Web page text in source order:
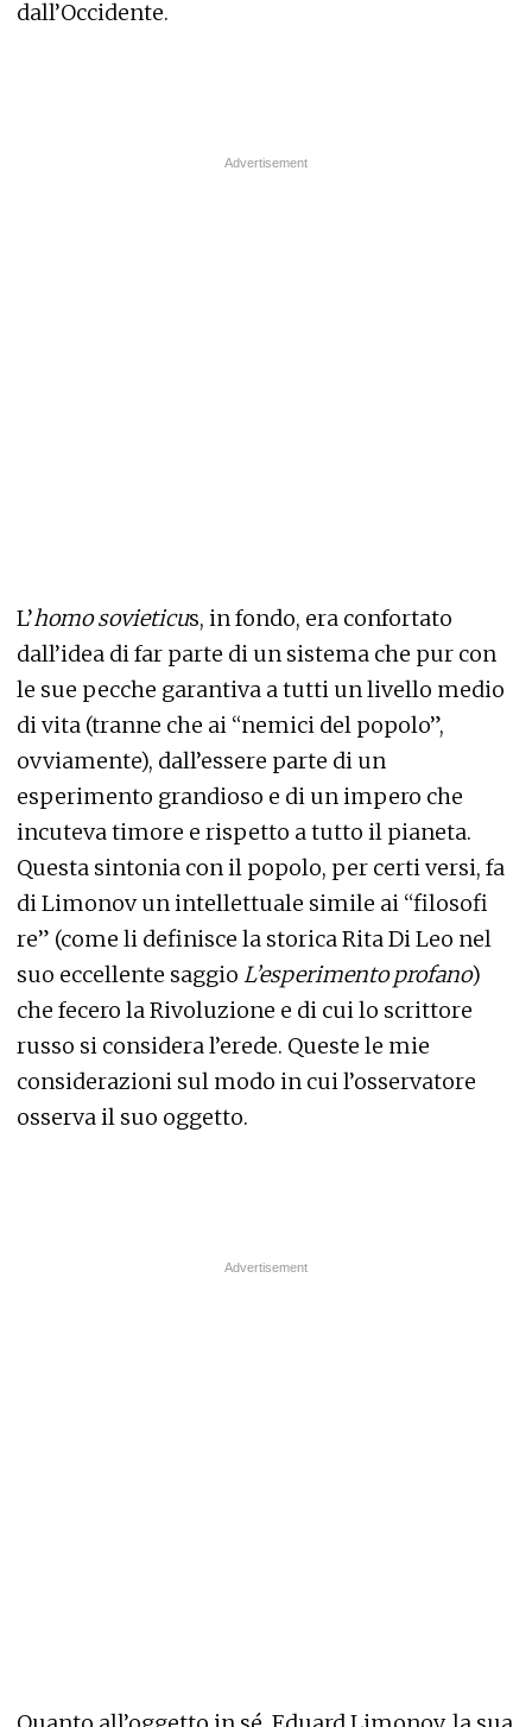
dall’Occidente.
L’homo sovieticus, in fondo, era confortato
dall’idea di far parte di un sistema che pur con
le sue pecche garantiva a tutti un livello medio
di vita (tranne che ai “nemici del popolo”,
ovviamente), dall’essere parte di un
esperimento grandioso e di un impero che
incuteva timore e rispetto a tutto il pianeta.
Questa sintonia con il popolo, per certi versi, fa
di Limonov un intellettuale simile ai “filosofi
re” (come li definisce la storica Rita Di Leo nel
suo eccellente saggio L’esperimento profano)
che fecero la Rivoluzione e di cui lo scrittore
russo si considera l’erede. Queste le mie
considerazioni sul modo in cui l’osservatore
osserva il suo oggetto.